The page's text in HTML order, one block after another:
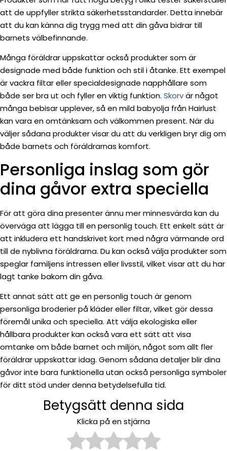
att de uppfyller strikta säkerhetsstandarder. Detta innebär
att du kan känna dig trygg med att din gåva bidrar till
barnets välbefinnande.
Många föräldrar uppskattar också produkter som är
designade med både funktion och stil i åtanke. Ett exempel
är vackra filtar eller specialdesignade napphållare som
både ser bra ut och fyller en viktig funktion. Skorvär något
många bebisar upplever, så en mild babyolja från Hairlust
kan vara en omtänksam och välkommen present. När du
väljer sådana produkter visar du att du verkligen bryr dig om
både barnets och föräldrarnas komfort.
Personliga inslag som gör
dina gåvor extra speciella
För att göra dina presenter ännu mer minnesvärda kan du
överväga att lägga till en personlig touch. Ett enkelt sätt är
att inkludera ett handskrivet kort med några värmande ord
till de nyblivna föräldrarna. Du kan också välja produkter som
speglar familjens intressen eller livsstil, vilket visar att du har
lagt tanke bakom din gåva.
Ett annat sätt att ge en personlig touch är genom
personliga broderier på kläder eller filtar, vilket gör dessa
föremål unika och speciella. Att välja ekologiska eller
hållbara produkter kan också vara ett sätt att visa
omtanke om både barnet och miljön, något som allt fler
föräldrar uppskattar idag. Genom sådana detaljer blir dina
gåvor inte bara funktionella utan också personliga symboler
för ditt stöd under denna betydelsefulla tid.
Betygsätt denna sida
Klicka på en stjärna